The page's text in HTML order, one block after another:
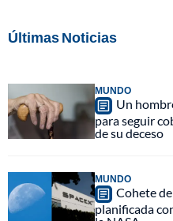
Últimas Noticias
MUNDO
Un
para seguir
de su deceso
MUNDO
Cohete
planificada